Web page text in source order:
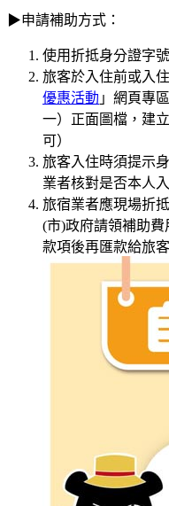
▶申請補助方式：
使用折抵身分證字
旅客於入住前或入
優惠活動 」網頁專
一）正面圖檔，建
可）
旅客入住時須提示
業者核對是否本人
旅宿業者應現場折
(市)政府請領補助
款項後再匯款給旅客